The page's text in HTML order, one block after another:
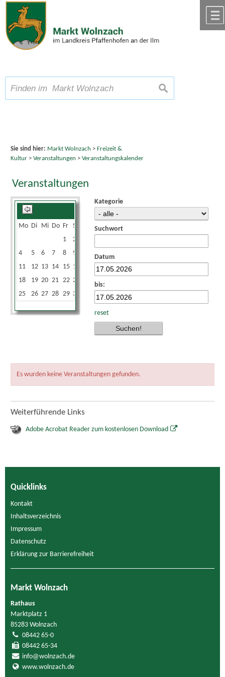
Zum Inhalt,zur Navigation
Schriftgröße A A A suchen
Sie sind hier: Markt Wolnzach > Freizeit &
Kultur> Veranstaltungen > Veranstaltungskalender
Veranstaltungen
Mo Di Mi Do Fr Sa
1
2
4
5 6 7 8 9
11
12 13 14 15 16
18
19 20 21 22 23
25
26 27 28 29 30
Kategorie
Suchwort
Datum
bis:
reset
Es wurden keine Veranstaltungen gefunden.
Weiterführende Links
Adobe Acrobat Reader zum kostenlosen Download
Quicklinks
Kontakt
Inhaltsverzeichnis
Impressum
Datenschutz
Erklärung zur Barrierefreiheit
Markt Wolnzach
Rathaus
Marktplatz 1
85283 Wolnzach
08442 65-0
08442 65-34
info@wolnzach.de
www.wolnzach.de